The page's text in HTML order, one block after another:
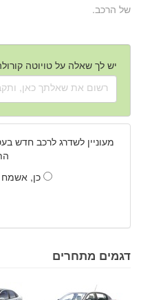
של הרכב.
יש לך שאלה על טויוטה קורולה 2007 - 2013 יד
מעוניין לשדרג לרכב חדש
כן,
דגמים מתחרים